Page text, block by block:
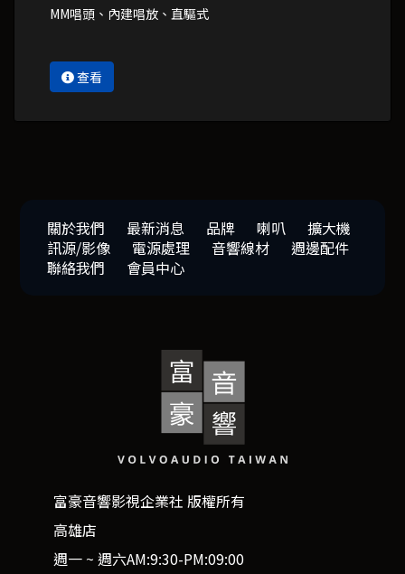
MM唱頭、內建唱放、直驅式
查看
關於我們 最新消息 品牌 喇叭
擴大機
訊源/影像
電源處理 音響線材
週邊配件
聯絡我們
會員中心
富豪音響影視企業社 版權所有
高雄店
週一 ~ 週六AM:9:30-PM:09:00